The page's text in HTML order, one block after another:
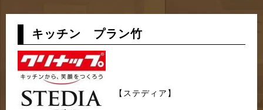
キッチン プラン竹
【ステディア】